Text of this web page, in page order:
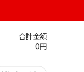
合計金額
0円